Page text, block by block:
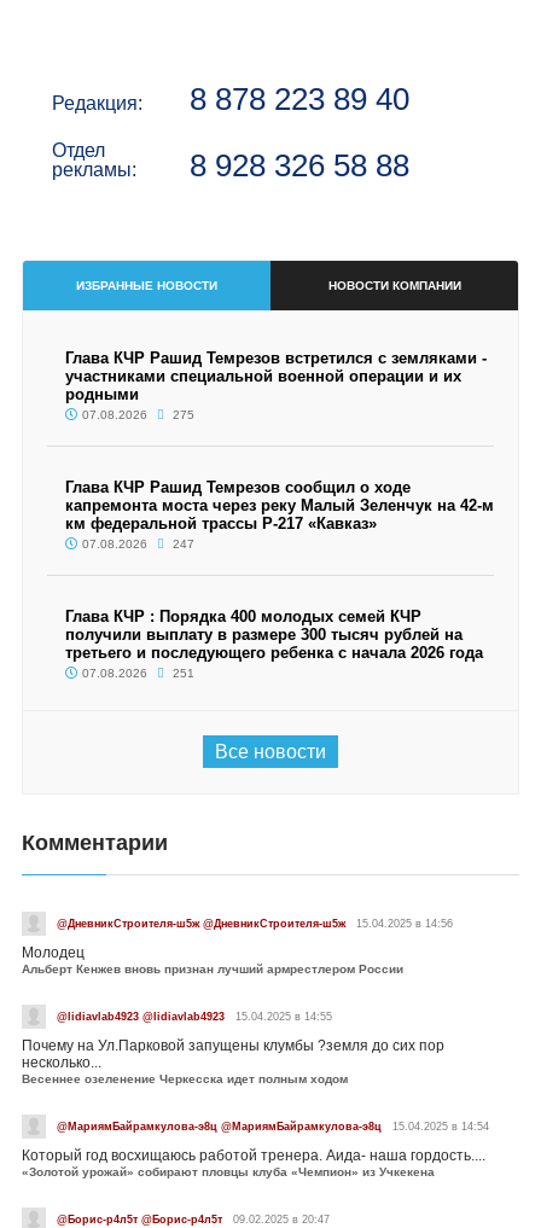
Редакция: 8 878 223 89 40
Отдел
рекламы:
8 928 326 58 88
ИЗБРАННЫЕ НОВОСТИ НОВОСТИ КОМПАНИИ
Глава КЧР Рашид Темрезов встретился с земляками -
участниками специальной военной операции и их
родными
07.08.2026 275
Глава КЧР Рашид Темрезов сообщил о ходе
капремонта моста через реку Малый Зеленчук на 42-м
км федеральной трассы Р-217 «Кавказ»
07.08.2026 247
Глава КЧР : Порядка 400 молодых семей КЧР
получили выплату в размере 300 тысяч рублей на
третьего и последующего ребенка с начала 2026 года
07.08.2026 251
Все новости
Комментарии
@ДневникСтроителя-ш5ж @ДневникСтроителя-ш5ж 15.04.2025 в 14:56
Молодец
Альберт Кенжев вновь признан лучший армрестлером России
@lidiavlab4923 @lidiavlab4923 15.04.2025 в 14:55
Почему на Ул.Парковой запущены клумбы ?земля до сих пор
несколько...
Весеннее озеленение Черкесска идет полным ходом
@МариямБайрамкулова-э8ц @МариямБайрамкулова-э8ц 15.04.2025 в 14:54
Который год восхищаюсь работой тренера. Аида- наша гордость....
«Золотой урожай» собирают пловцы клуба «Чемпион» из Учкекена
@Борис-р4л5т @Борис-р4л5т 09.02.2025 в 20:47